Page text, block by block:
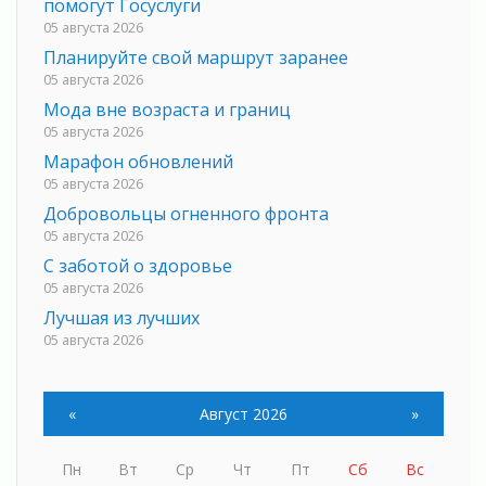
помогут Госуслуги
05 августа 2026
Планируйте свой маршрут заранее
05 августа 2026
Мода вне возраста и границ
05 августа 2026
Марафон обновлений
05 августа 2026
Добровольцы огненного фронта
05 августа 2026
С заботой о здоровье
05 августа 2026
Лучшая из лучших
05 августа 2026
05 августа 2026
«Результат командный, заслуга каждого
ведомства и муниципалитета»
05 августа 2026
« Август 2026 »
Пн Вт Ср Чт Пт Сб
Вс